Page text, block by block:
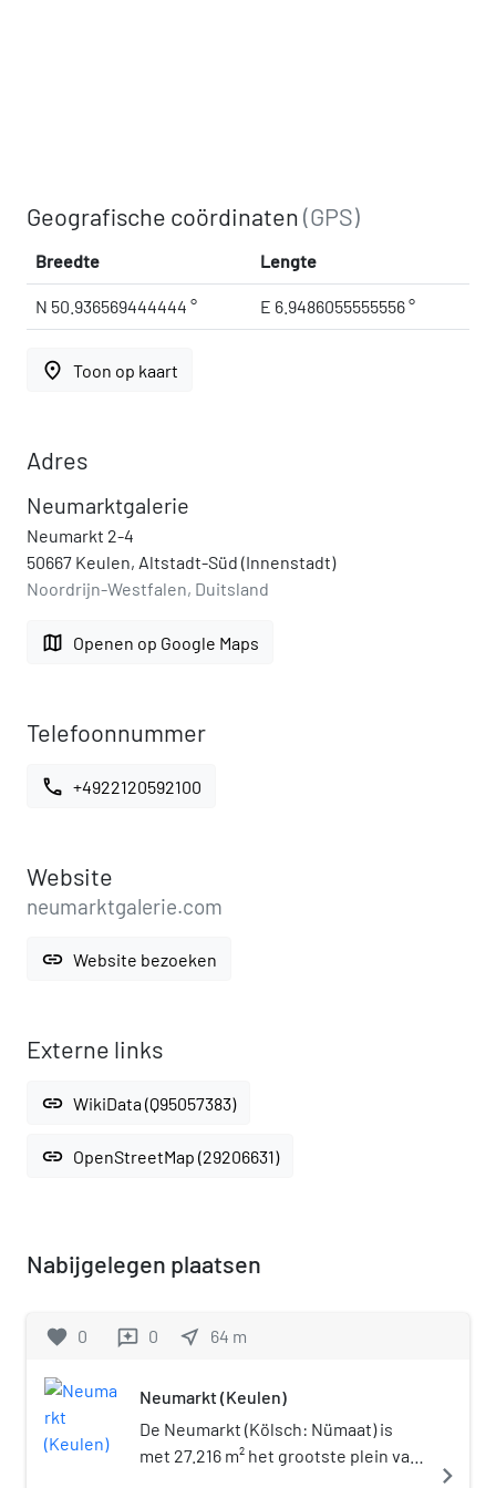
Geografische coördinaten(GPS)
Breedte Lengte
N 50.936569444444 ° E 6.9486055555556 °
place Toon op kaart
Adres
Neumarktgalerie
Neumarkt 2-4
50667 Keulen, Altstadt-Süd (Innenstadt)
Noordrijn-Westfalen, Duitsland
map Openen op Google Maps
Telefoonnummer
call +4922120592100
Website
neumarktgalerie.com
link Website bezoeken
Externe links
link WikiData (Q95057383)
link OpenStreetMap (29206631)
Nabijgelegen plaatsen
favorite 0 reviews 0 near_me 64 m
Neumarkt (Keulen)
De Neumarkt (Kölsch: Nümaat) is
met 27.216 m² het grootste plein van
navigate_next